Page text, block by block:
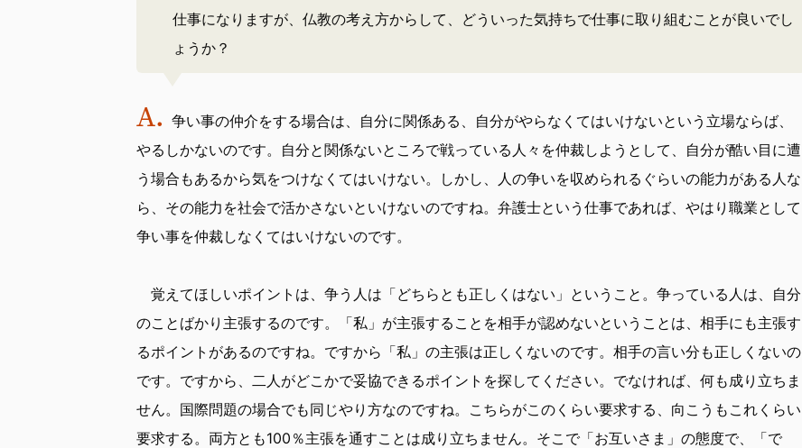
仕事になりますが、仏教の考え方からして、どういった気持ちで仕事に取り組むことが良いでし
ょうか？
争い事の仲介をする場合は、自分に関係ある、自分がやらなくてはいけないという立場ならば、
やるしかないのです。自分と関係ないところで戦っている人々を仲裁しようとして、自分が酷い目に遭
う場合もあるから気をつけなくてはいけない。しかし、人の争いを収められるぐらいの能力がある人な
ら、その能力を社会で活かさないといけないのですね。弁護士という仕事であれば、やはり職業として
争い事を仲裁しなくてはいけないのです。
覚えてほしいポイントは、争う人は「どちらとも正しくはない」ということ。争っている人は、自分
のことばかり主張するのです。「私」が主張することを相手が認めないということは、相手にも主張す
るポイントがあるのですね。ですから「私」の主張は正しくないのです。相手の言い分も正しくないの
です。ですから、二人がどこかで妥協できるポイントを探してください。でなければ、何も成り立ちま
せん。国際問題の場合でも同じやり方なのですね。こちらがこのくらい要求する、向こうもこれくらい
要求する。両方とも100％主張を通すことは成り立ちません。そこで「お互いさま」の態度で、「で